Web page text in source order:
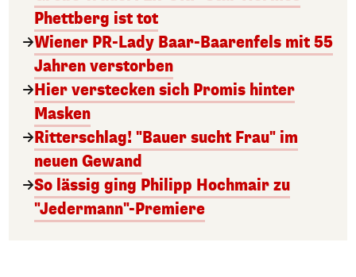
Phettberg ist tot
Wiener PR-Lady Baar-Baarenfels mit 55
Jahren verstorben
Hier verstecken sich Promis hinter
Masken
Ritterschlag! "Bauer sucht Frau" im
neuen Gewand
So lässig ging Philipp Hochmair zu
"Jedermann"-Premiere